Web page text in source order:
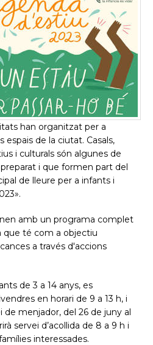
han organitzat per a
de la ciutat. Casals,
i culturals són algunes de
i que formen part del
de lleure per a infants i
amb un programa complet
que té com a objectiu
a través d'accions
de 3 a 14 anys, es
en horari de 9 a 13 h, i
de menjador, del 26 de juny al
servei d’acollida de 8 a 9 h i
interessades.